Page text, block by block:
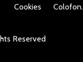
Cookies Colofon.
Reserved